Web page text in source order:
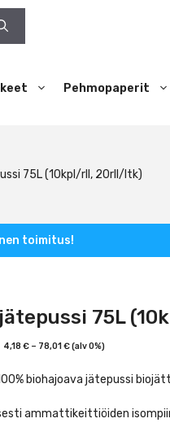
Pehmopaperit
75L (10kpl/rll, 20rll/ltk)
toimitus!
75L
4,18 €– 78,01€(alv 0%)
biohajoava jätepussi
ammattikeittiöiden